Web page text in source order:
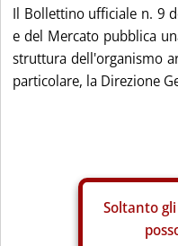
Il Bollettino ufficiale n. 9
e del Mercato pubblica
struttura dell'organismo
particolare, la Direzione
Soltanto gli